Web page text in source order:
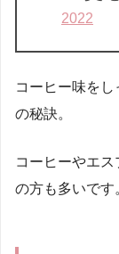
2022
コーヒー味を
の秘訣。
コーヒーやエ
の方も多いです